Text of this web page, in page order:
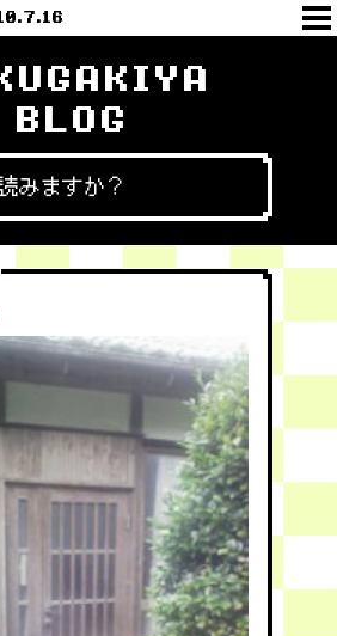
BLOG
みますか？